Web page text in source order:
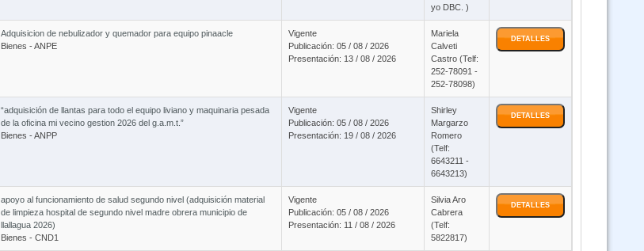
yo DBC. )
Adquisicion de nebulizador y quemador para equipo pinaacle
Bienes - ANPE
Vigente
Publicación: 05 / 08 / 2026
Presentación: 13 / 08 / 2026
Mariela
Calveti
Castro (Telf:
252-78091 -
252-78098)
DETALLES
“adquisición de llantas para todo el equipo liviano y maquinaria pesada
de la oficina mi vecino gestion 2026 del g.a.m.t.”
Bienes - ANPP
Vigente
Publicación: 05 / 08 / 2026
Presentación: 19 / 08 / 2026
Shirley
Margarzo
Romero
(Telf:
6643211 -
6643213)
DETALLES
apoyo al funcionamiento de salud segundo nivel (adquisición material
de limpieza hospital de segundo nivel madre obrera municipio de
llallagua 2026)
Bienes - CND1
Vigente
Publicación: 05 / 08 / 2026
Presentación: 11 / 08 / 2026
Silvia Aro
Cabrera
(Telf:
5822817)
DETALLES